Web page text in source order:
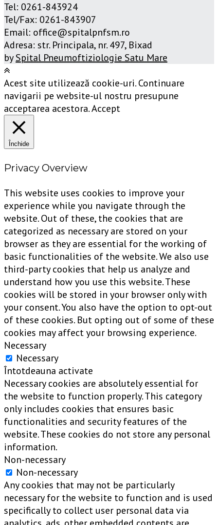
Tel: 0261-843924
Tel/Fax: 0261-843907
Email: office@spitalpnfsm.ro
Adresa: str. Principala, nr. 497, Bixad
bySpital Pneumoftiziologie Satu Mare
Acest site utilizează cookie-uri. Continuare
navigarii pe website-ul nostru presupune
acceptarea acestora.Accept
Închide
Privacy Overview
This website uses cookies to improve your
experience while you navigate through the
website. Out of these, the cookies that are
categorized as necessary are stored on your
browser as they are essential for the working of
basic functionalities of the website. We also use
third-party cookies that help us analyze and
understand how you use this website. These
cookies will be stored in your browser only with
your consent. You also have the option to opt-out
of these cookies. But opting out of some of these
cookies may affect your browsing experience.
Necessary
Necessary
Întotdeauna activate
Necessary cookies are absolutely essential for
the website to function properly. This category
only includes cookies that ensures basic
functionalities and security features of the
website. These cookies do not store any personal
information.
Non-necessary
Non-necessary
Any cookies that may not be particularly
necessary for the website to function and is used
specifically to collect user personal data via